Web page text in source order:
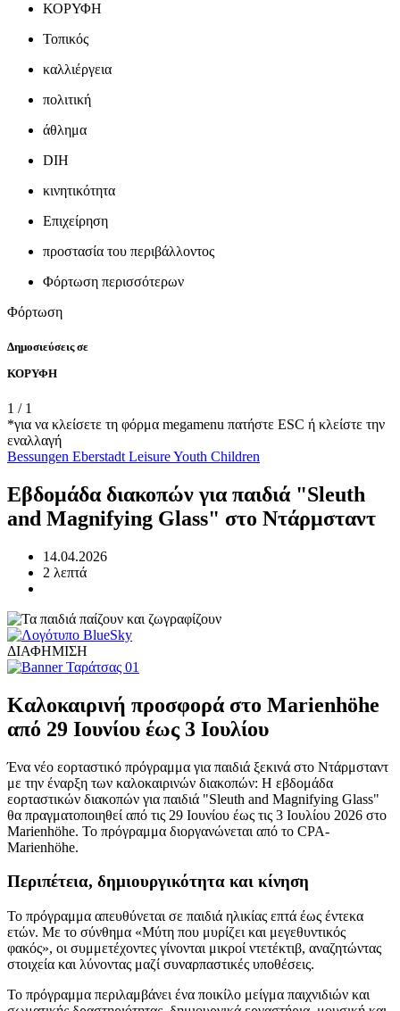
ΚΟΡΥΦΗ
Τοπικός
καλλιέργεια
πολιτική
άθλημα
DIH
κινητικότητα
Επιχείρηση
προστασία του περιβάλλοντος
Φόρτωση περισσότερων
Φόρτωση
Δημοσιεύσεις σε
ΚΟΡΥΦΗ
1 / 1
*για να κλείσετε τη φόρμα megamenu πατήστε ESC ή κλείστε την
εναλλαγή
Bessungen Eberstadt LeisureYouth Children
Εβδομάδα διακοπών για παιδιά "Sleuth
and Magnifying Glass" στο Ντάρμσταντ
14.04.2026
2 λεπτά
ΔΙΑΦΗΜΙΣΗ
Καλοκαιρινή προσφορά στο Marienhöhe
από 29 Ιουνίου έως 3 Ιουλίου
Ένα νέο εορταστικό πρόγραμμα για παιδιά ξεκινά στο Ντάρμσταντ
με την έναρξη των καλοκαιρινών διακοπών: Η εβδομάδα
εορταστικών διακοπών για παιδιά "Sleuth and Magnifying Glass"
θα πραγματοποιηθεί από τις 29 Ιουνίου έως τις 3 Ιουλίου 2026 στο
Marienhöhe. Το πρόγραμμα διοργανώνεται από το CPA-
Marienhöhe.
Περιπέτεια, δημιουργικότητα και κίνηση
Το πρόγραμμα απευθύνεται σε παιδιά ηλικίας επτά έως έντεκα
ετών. Με το σύνθημα «Μύτη που μυρίζει και μεγεθυντικός
φακός», οι συμμετέχοντες γίνονται μικροί ντετέκτιβ, αναζητώντας
στοιχεία και λύνοντας μαζί συναρπαστικές υποθέσεις.
Το πρόγραμμα περιλαμβάνει ένα ποικίλο μείγμα παιχνιδιών και